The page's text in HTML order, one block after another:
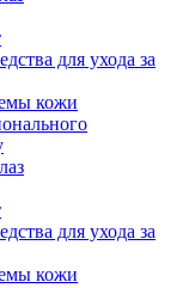
для ухода за
кожи
для ухода за
кожи